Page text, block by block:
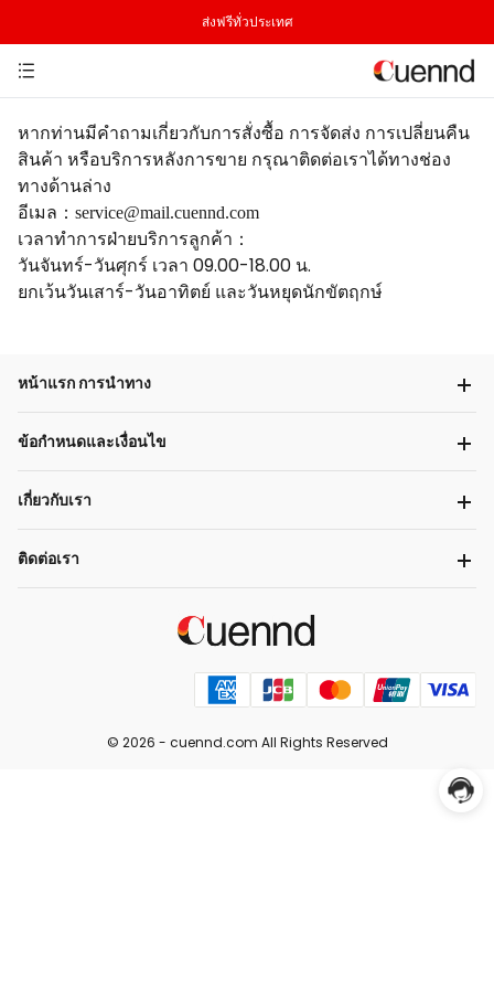
ส่งฟรีทั่วประเทศ
หากท่านมีคำถามเกี่ยวกับการสั่งซื้อ การจัดส่ง การเปลี่ยนคืน
สินค้า หรือบริการหลังการขาย กรุณาติดต่อเราได้ทางช่อง
ทางด้านล่าง
อีเมล ： service@mail.cuennd.com
เวลาทำการฝ่ายบริการลูกค้า ：
วันจันทร์-วันศุกร์ เวลา 09.00-18.00 น.
ยกเว้นวันเสาร์-วันอาทิตย์ และวันหยุดนักขัตฤกษ์
หน้าแรก การนำทาง
ข้อกำหนดและเงื่อนไข
เกี่ยวกับเรา
ติดต่อเรา
© 2026 - cuennd.com All Rights Reserved